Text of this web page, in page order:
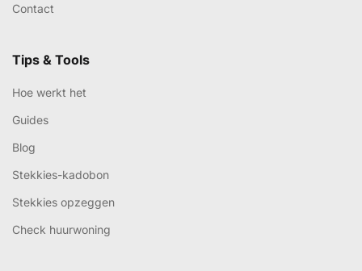
Contact
Tips & Tools
Hoe werkt het
Guides
Blog
Stekkies-kadobon
Stekkies opzeggen
Check huurwoning